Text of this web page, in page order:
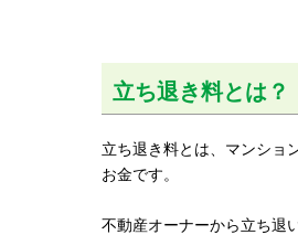
立ち退き料とは？
立ち退き料とは、マンショ
お金です。
不動産オーナーから立ち退